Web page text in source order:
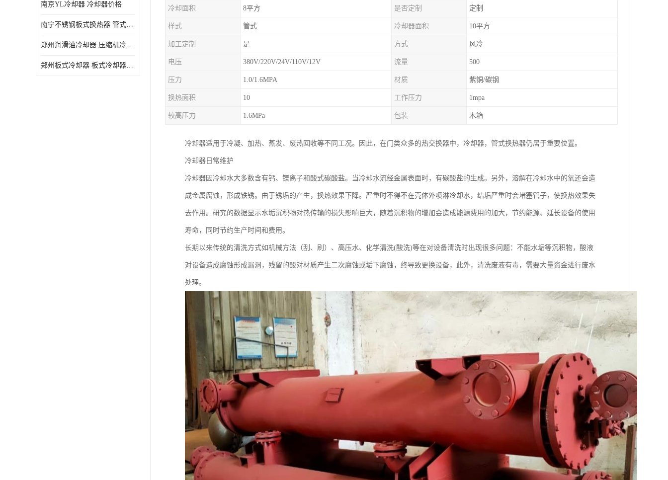
南京YL冷却器 冷却器价格
南宁不锈钢板式换热器 管式空气预热加工定制
郑州润滑油冷却器 压缩机冷却器
郑州板式冷却器 板式冷却器厂家
冷却面积 8平方 是否定制 定制
样式 管式 冷却器面积 10平方
加工定制 是 方式 风冷
电压 380V/220V/24V/110V/12V 流量 500
压力 1.0/1.6MPA 材质 紫铜/碳钢
换热面积 10 工作压力 1mpa
较高压力 1.6MPa 包装 木箱
冷却器适用于冷凝、加热、蒸发、废热回收等不同工况。因此，在门类众多的热交换器中，冷却器，管式换热器仍居于重要位置。
冷却器日常维护
冷却器因冷却水大多数含有钙、镁离子和酸式碳酸盐。当冷却水流经金属表面时，有碳酸盐的生成。另外，溶解在冷却水中的氧还会造
成金属腐蚀，形成铁锈。由于锈垢的产生，换热效果下降。严重时不得不在壳体外喷淋冷却水，结垢严重时会堵塞管子，使换热效果失
去作用。研究的数据显示水垢沉积物对热传输的损失影响巨大，随着沉积物的增加会造成能源费用的加大，节约能源、延长设备的使用
寿命，同时节约生产时间和费用。
长期以来传统的清洗方式如机械方法（刮、刷）、高压水、化学清洗(酸洗)等在对设备清洗时出现很多问题：不能水垢等沉积物，酸液
对设备造成腐蚀形成漏洞，残留的酸对材质产生二次腐蚀或垢下腐蚀，终导致更换设备，此外，清洗废液有毒，需要大量资金进行废水
处理。